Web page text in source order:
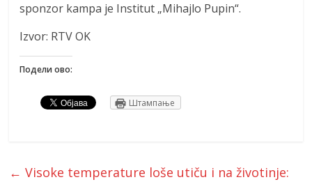
sponzor kampa je Institut „Mihajlo Pupin“.
Izvor: RTV OK
Подели ово:
Штампање
← Visoke temperature loše utiču i na životinje: